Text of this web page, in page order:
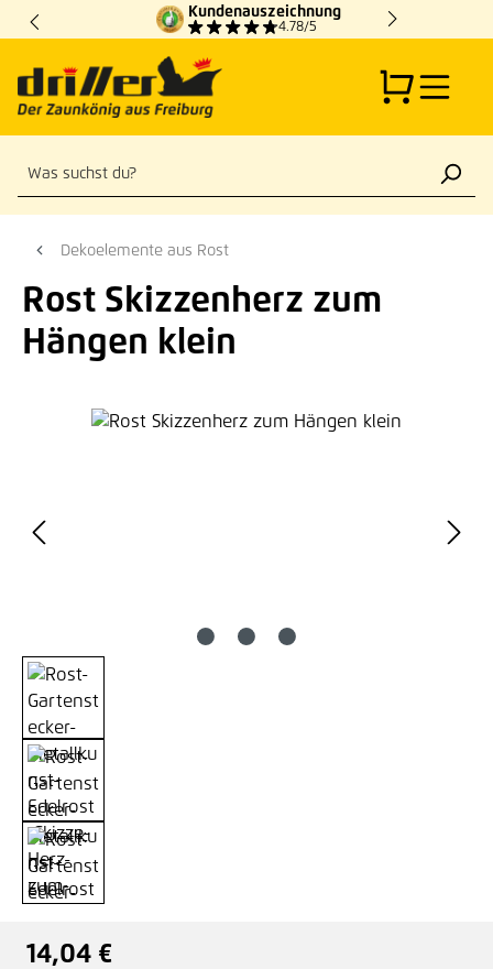
Zum Hauptinhalt springen
Kundenauszeichnung
4.78/5
Dekoelemente aus Rost
Rost Skizzenherz zum
Hängen klein
Bildergalerie überspringen
Regulärer Preis:
14,04 €